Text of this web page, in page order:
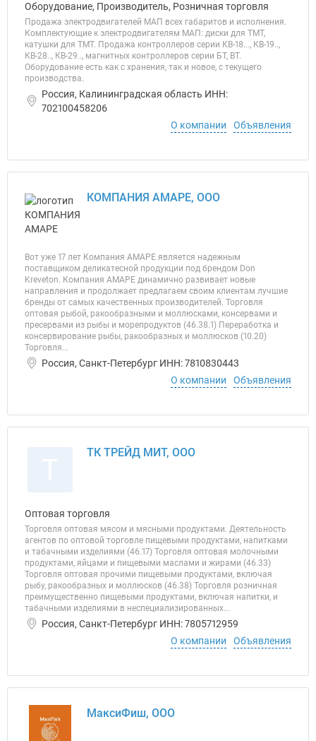
Оборудование, Производитель, Розничная торговля
Продажа электродвигателей МАП всех габаритов и исполнения.
Комплектующие к электродвигателям МАП: диски для ТМТ,
катушки для ТМТ. Продажа контроллеров серии КВ-18..., КВ-19..,
КВ-28.., КВ-29.., магнитных контроллеров серии БТ, ВТ.
Оборудование есть как с хранения, так и новое, с текущего
производства.
Россия, Калининградская область ИНН:
702100458206
О компании
Объявления
КОМПАНИЯ АМАРЕ, ООО
Вот уже 17 лет Компания АМАРЕ является надежным
поставщиком деликатесной продукции под брендом Don
Kreveton. Компания АМАРЕ динамично развивает новые
направления и продолжает предлагаем своим клиентам лучшие
бренды от самых качественных производителей. Торговля
оптовая рыбой, ракообразными и моллюсками, консервами и
пресервами из рыбы и морепродуктов (46.38.1) Переработка и
консервирование рыбы, ракообразных и моллюсков (10.20)
Торговля...
Россия, Санкт-Петербург ИНН: 7810830443
О компании
Объявления
ТК ТРЕЙД МИТ, ООО
Оптовая торговля
Торговля оптовая мясом и мясными продуктами. Деятельность
агентов по оптовой торговле пищевыми продуктами, напитками
и табачными изделиями (46.17) Торговля оптовая молочными
продуктами, яйцами и пищевыми маслами и жирами (46.33)
Торговля оптовая прочими пищевыми продуктами, включая
рыбу, ракообразных и моллюсков (46.38) Торговля розничная
преимущественно пищевыми продуктами, включая напитки, и
табачными изделиями в неспециализированных...
Россия, Санкт-Петербург ИНН: 7805712959
О компании
Объявления
МаксиФиш, ООО